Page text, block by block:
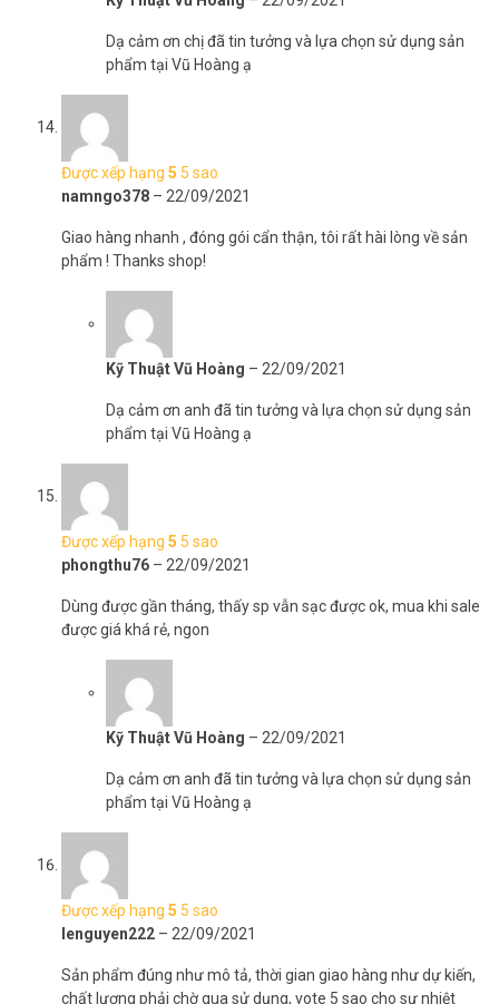
Dạ cảm ơn chị đã tin tưởng và lựa chọn sử dụng sản
phẩm tại Vũ Hoàng ạ
Được xếp hạng 5 5 sao
namngo378 – 22/09/2021
Giao hàng nhanh , đóng gói cẩn thận, tôi rất hài lòng về sản
phẩm ! Thanks shop!
Kỹ Thuật Vũ Hoàng – 22/09/2021
Dạ cảm ơn anh đã tin tưởng và lựa chọn sử dụng sản
phẩm tại Vũ Hoàng ạ
Được xếp hạng 5 5 sao
phongthu76 – 22/09/2021
Dùng được gần tháng, thấy sp vẫn sạc được ok, mua khi sale
được giá khá rẻ, ngon
Kỹ Thuật Vũ Hoàng – 22/09/2021
Dạ cảm ơn anh đã tin tưởng và lựa chọn sử dụng sản
phẩm tại Vũ Hoàng ạ
Được xếp hạng 5 5 sao
lenguyen222 – 22/09/2021
Sản phẩm đúng như mô tả, thời gian giao hàng như dự kiến,
chất lượng phải chờ qua sử dụng, vote 5 sao cho sự nhiệt